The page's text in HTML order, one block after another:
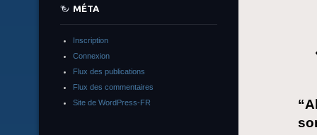
MÉTA
Inscription
Connexion
Flux des publications
Flux des commentaires
Site de WordPress-FR